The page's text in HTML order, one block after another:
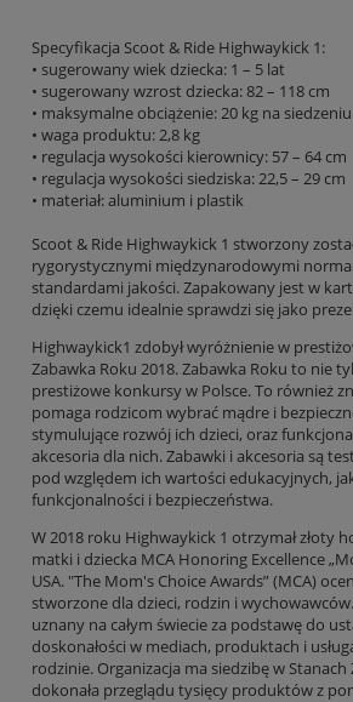
Specyfikacja Scoot & Ride Highwaykick 1:
• sugerowany wiek dziecka: 1 – 5 lat
• sugerowany wzrost dziecka: 82 – 118 cm
• maksymalne obciążenie: 20 kg na
• waga produktu: 2,8 kg
• regulacja wysokości kierownicy: 57 – 64 cm
• regulacja wysokości siedziska: 22,5 – 29 cm
• materiał: aluminium i plastik
Scoot & Ride Highwaykick 1 stworzony
rygorystycznymi międzynarodowymi
standardami jakości. Zapakowany jest w
dzięki czemu idealnie sprawdzi się jako
Highwaykick1 zdobył wyróżnienie w
Zabawka Roku 2018. Zabawka Roku to nie
prestiżowe konkursy w Polsce. To również
pomaga rodzicom wybrać mądre i
stymulujące rozwój ich dzieci, oraz
akcesoria dla nich. Zabawki i akcesoria są
pod względem ich wartości edukacyjnych,
funkcjonalności i bezpieczeństwa.
W 2018 roku Highwaykick 1 otrzymał złoty
matki i dziecka MCA Honoring Excellence
USA. "The Mom's Choice Awards” (MCA)
stworzone dla dzieci, rodzin i
uznany na całym świecie za podstawę do
doskonałości w mediach, produktach i
rodzinie. Organizacja ma siedzibę w
dokonała przeglądu tysięcy produktów z